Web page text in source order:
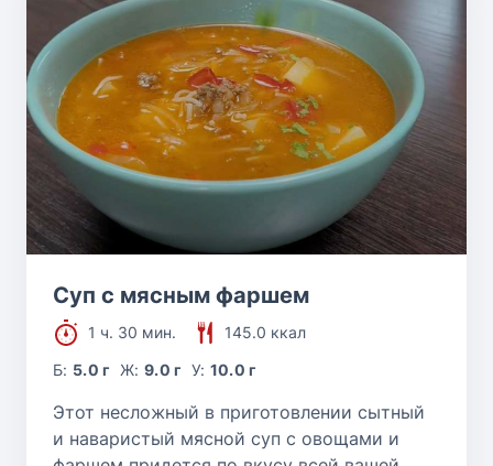
Суп с мясным фаршем
1 ч. 30 мин.
145.0 ккал
Б: 5.0 г Ж: 9.0 г У: 10.0 г
Этот несложный в приготовлении сытный
и наваристый мясной суп с овощами и